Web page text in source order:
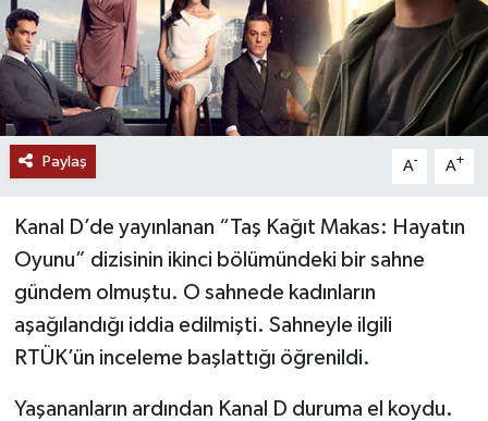
Paylaş A- A+
Kanal D’de yayınlanan “Taş Kağıt Makas: Hayatın
Oyunu” dizisinin ikinci bölümündeki bir sahne
gündem olmuştu. O sahnede kadınların
aşağılandığı iddia edilmişti. Sahneyle ilgili
RTÜK’ün inceleme başlattığı öğrenildi.
Yaşananların ardından Kanal D duruma el koydu.
Haber Arşivi